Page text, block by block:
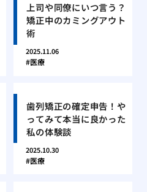
上司や同僚にいつ言う？
矯正中のカミングアウト
術
2025.11.06
医療
歯列矯正の確定申告！や
ってみて本当に良かった
私の体験談
2025.10.30
医療